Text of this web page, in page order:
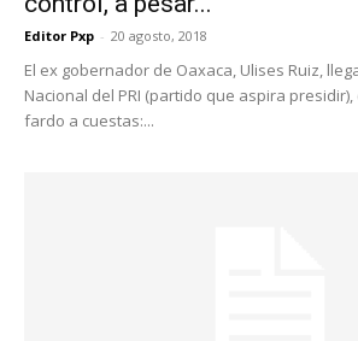
Editor Pxp - 20 agosto, 2018
El ex gobernador de Oaxaca, Ulises Ruiz,
Nacional del PRI (partido que aspira
fardo a cuestas:...